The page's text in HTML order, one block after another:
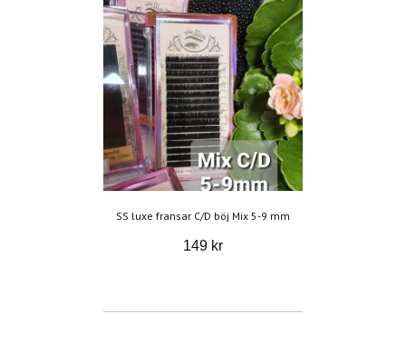
SS luxe fransar C/D böj Mix 5-9 mm
149 kr